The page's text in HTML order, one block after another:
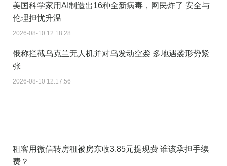
美国科学家用AI制造出16种全新病毒，网民炸了 安全与
伦理担忧升温
2026-08-10 12:18:28
俄称拦截乌克兰无人机并对乌发动空袭 多地遇袭形势紧
张
2026-08-10 12:17:56
租客用微信转房租被房东收3.85元提现费 谁该承担手续
费？